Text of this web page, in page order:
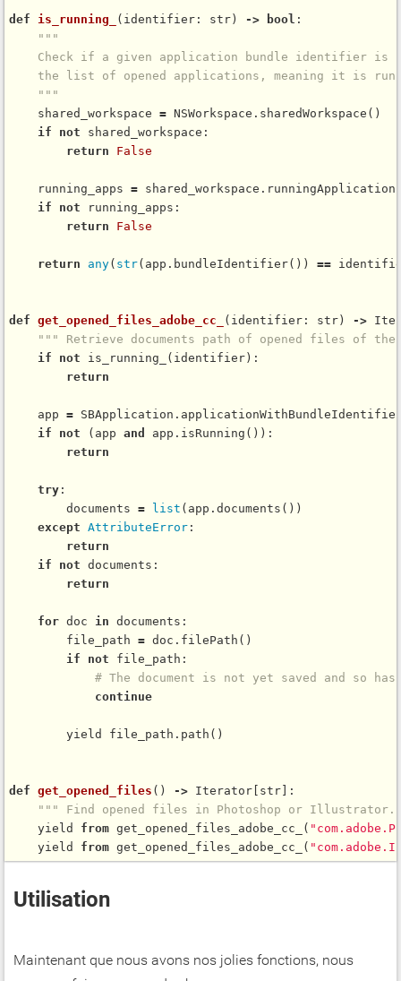
def is_running_ (identifier: str) -> bool :
"""
Check if a given application bundle identifier is
the list of opened applications, meaning it is
    """
    shared_workspace
= NSWorkspace. sharedWorkspace ()
if
not shared_workspace:
return
False
    running_apps
= shared_workspace.
if
not running_apps:
return
False
return any( str(app. bundleIdentifier()) ==
def get_opened_files_adobe_cc_ (identifier: str) ->
""" Retrieve documents path of opened files of
if
not is_running_
(identifier):
return
    app
= SBApplication.
if
not (app and app. isRunning ()):
return
try :
        documents
= list (app. documents ())
except AttributeError :
return
if
not documents:
return
for doc in documents:
        file_path
= doc. filePath ()
if
not file_path:
# The document is not yet saved and so has
continue
        yield file_path.
path ()
def get_opened_files () -> Iterator[str]:
""" Find opened files in Photoshop or
    yield
from get_opened_files_adobe_cc_ (
    yield
from get_opened_files_adobe_cc_ (
Utilisation
Maintenant que nous avons nos jolies fonctions, nous